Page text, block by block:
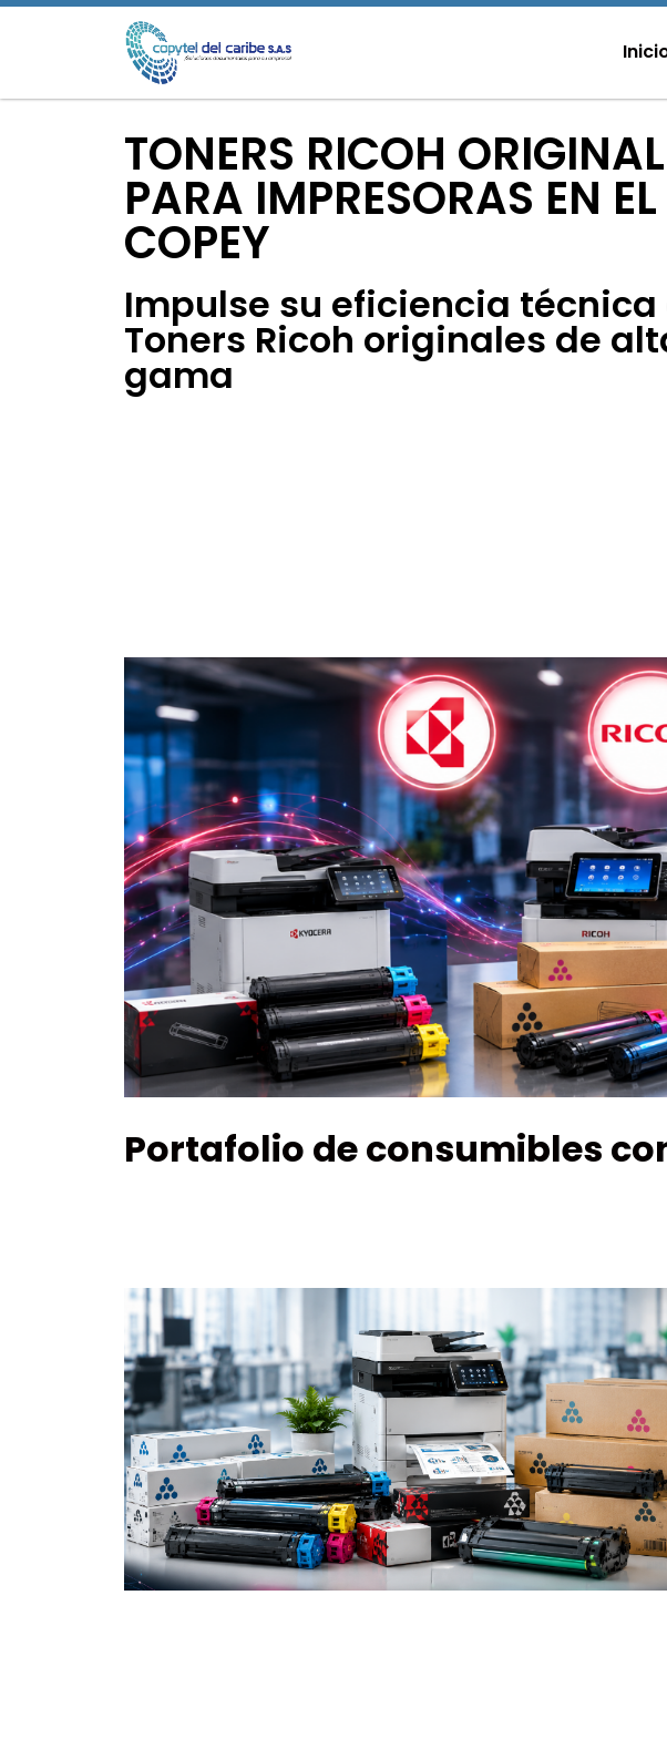
TONERS RICOH
PARA IMPRESORAS EN EL
COPEY
Impulse su eficiencia técnica
Toners Ricoh originales de
gama
Portafolio de consumibles